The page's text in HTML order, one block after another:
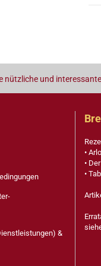
nützliche und
&
•
•
•